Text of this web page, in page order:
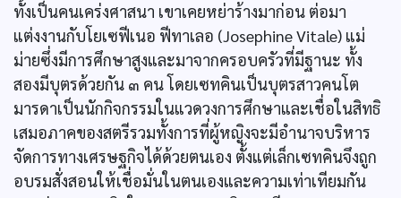
ทั้งเป็นคนเคร่งศาสนา เขาเคยหย่าร้างมาก่อน ต่อมา
แต่งงานกับโยเซฟีเนอ ฟีทาเลอ (Josephine Vitale) แม่
ม่ายซึ่งมีการศึกษาสูงและมาจากครอบครัวที่มีฐานะ ทั้ง
สองมีบุตรด้วยกัน ๓ คน โดยเซทคินเป็นบุตรสาวคนโต
มารดาเป็นนักกิจกรรมในแวดวงการศึกษาและเชื่อในสิทธิ
เสมอภาคของสตรีรวมทั้งการที่ผู้หญิงจะมีอำนาจบริหาร
จัดการทางเศรษฐกิจได้ด้วยตนเอง ตั้งแต่เล็กเซทคินจึงถูก
อบรมสั่งสอนให้เชื่อมั่นในตนเองและความเท่าเทียมกัน